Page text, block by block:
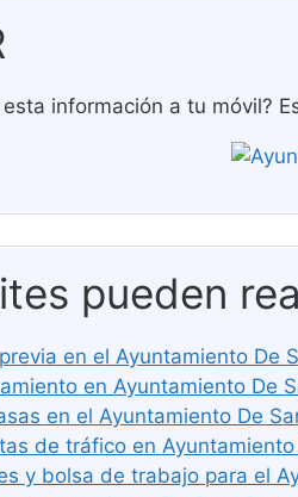
información a tu móvil?
pueden
en el Ayuntamiento De
en Ayuntamiento De
en el Ayuntamiento De
de tráfico en
y bolsa de trabajo para el